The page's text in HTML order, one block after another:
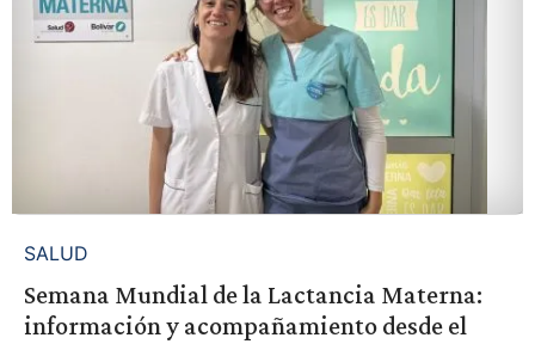
SALUD
Semana Mundial de la Lactancia Materna:
información y acompañamiento desde el